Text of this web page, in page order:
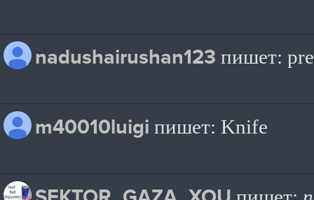
nadushairushan123 пишет:
m40010luigi пишет: Knife